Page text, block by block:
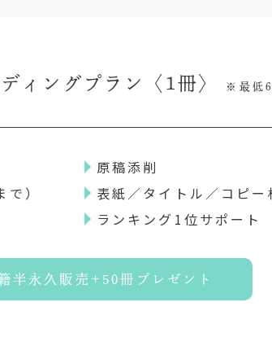
ィングプラン〈1冊〉 ※最低
原稿添削
）
表紙／タイトル／コピー
ランキング1位サポート
半永久販売+50冊プレゼント